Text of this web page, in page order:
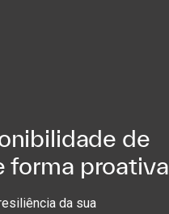
de
forma proativa
da sua